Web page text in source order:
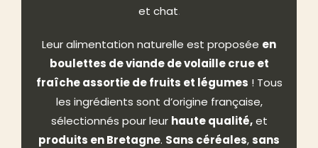
et chat.
Leur alimentation naturelle est proposée en
boulettes de viande de volaille crue et
fraîche assortie de fruits et légumes ! Tous
les ingrédients sont d’origine française,
sélectionnés pour leur haute qualité,et
produits en Bretagne. Sans céréales, sans